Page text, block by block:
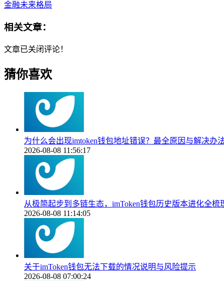
金融未来格局
相关文章：
文章已关闭评论！
猜你喜欢
为什么会出现imtoken钱包地址错误？最全原因与解决办
2026-08-08 11:56:17
从极简起步到多链生态，imToken钱包历史版本进化全梳
2026-08-08 11:14:05
关于imToken钱包无法下载的情况说明与风险提示
2026-08-08 07:00:24